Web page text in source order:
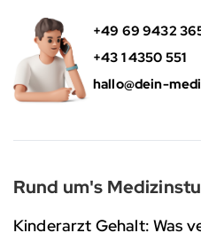
+49 69 9432
+43 1 4350 551
hallo@dein-
Rund um's
Kinderarzt Gehalt: Was